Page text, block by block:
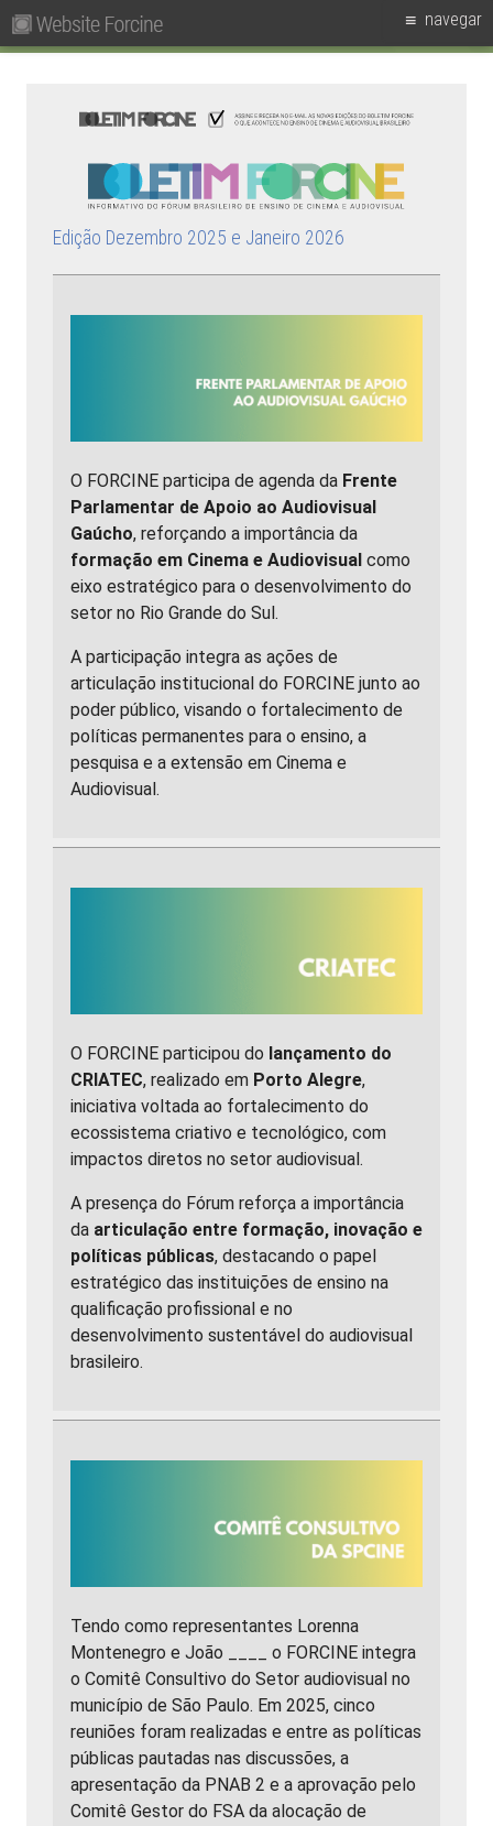
Primary
navegar
Pesquisar
por:
Edição Dezembro 2025 e Janeiro 2026
O FORCINE participa de agenda da Frente
Parlamentar de Apoio ao Audiovisual
Gaúcho, reforçando a importância da
formação em Cinema e Audiovisual como
eixo estratégico para o desenvolvimento do
setor no Rio Grande do Sul.
A participação integra as ações de
articulação institucional do FORCINE junto ao
poder público, visando o fortalecimento de
políticas permanentes para o ensino, a
pesquisa e a extensão em Cinema e
Audiovisual.
O FORCINE participou do lançamento do
CRIATEC, realizado em Porto Alegre,
iniciativa voltada ao fortalecimento do
ecossistema criativo e tecnológico, com
impactos diretos no setor audiovisual.
A presença do Fórum reforça a importância
da articulação entre formação, inovação e
políticas públicas, destacando o papel
estratégico das instituições de ensino na
qualificação profissional e no
desenvolvimento sustentável do audiovisual
brasileiro.
Tendo como representantes Lorenna
Montenegro e João ____ o FORCINE integra
o Comitê Consultivo do Setor audiovisual no
município de São Paulo. Em 2025, cinco
reuniões foram realizadas e entre as políticas
públicas pautadas nas discussões, a
apresentação da PNAB 2 e a aprovação pelo
Comitê Gestor do FSA da alocação de